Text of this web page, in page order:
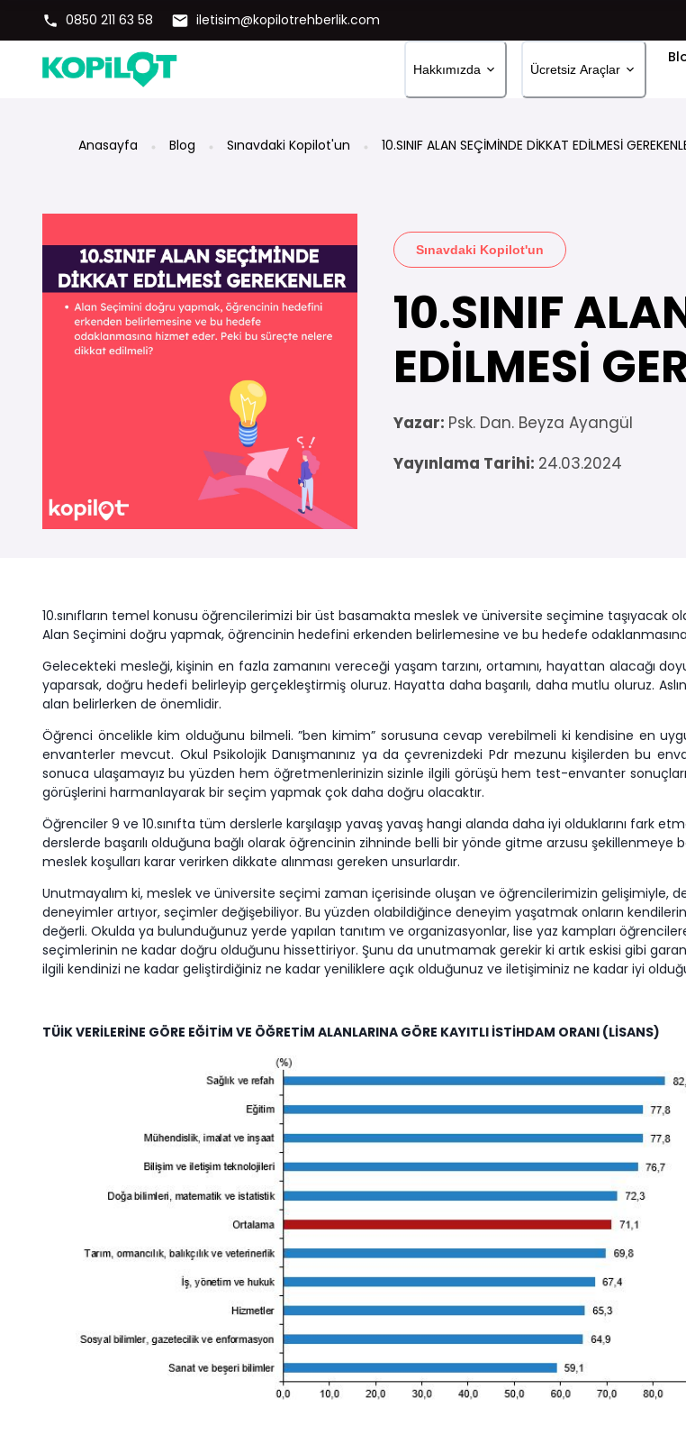
0850 211 63 58 iletisim@kopilotrehberlik.com
Hakkımızda Ücretsiz Araçlar
Anasayfa Blog Sınavdaki Kopilot'un 10.SINIF ALAN SEÇİMİNDE DİKKAT EDİLMESİ
Sınavdaki Kopilot'un
10.SINIF
EDİLMESİ
Yazar: Psk. Dan. Beyza Ayangül
Yayınlama Tarihi: 24.03.2024
10.sınıfların temel konusu öğrencilerimizi bir üst basamakta meslek ve üniversite seçimine taşıyacak
Alan Seçimini doğru yapmak, öğrencinin hedefini erkenden belirlemesine ve bu hedefe
Gelecekteki mesleği, kişinin en fazla zamanını vereceği yaşam tarzını, ortamını, hayattan alacağı
yaparsak, doğru hedefi belirleyip gerçekleştirmiş oluruz. Hayatta daha başarılı, daha mutlu oluruz.
alan belirlerken de önemlidir.
Öğrenci öncelikle kim olduğunu bilmeli. ”ben kimim” sorusuna cevap verebilmeli ki kendisine en
envanterler mevcut. Okul Psikolojik Danışmanınız ya da çevrenizdeki Pdr mezunu kişilerden bu
sonuca ulaşamayız bu yüzden hem öğretmenlerinizin sizinle ilgili görüşü hem test-envanter
görüşlerini harmanlayarak bir seçim yapmak çok daha doğru olacaktır.
Öğrenciler 9 ve 10.sınıfta tüm derslerle karşılaşıp yavaş yavaş hangi alanda daha iyi olduklarını fark
derslerde başarılı olduğuna bağlı olarak öğrencinin zihninde belli bir yönde gitme arzusu
meslek koşulları karar verirken dikkate alınması gereken unsurlardır.
Unutmayalım ki, meslek ve üniversite seçimi zaman içerisinde oluşan ve öğrencilerimizin gelişimiyle,
deneyimler artıyor, seçimler değişebiliyor. Bu yüzden olabildiğince deneyim yaşatmak onların
değerli. Okulda ya bulunduğunuz yerde yapılan tanıtım ve organizasyonlar, lise yaz kampları
seçimlerinin ne kadar doğru olduğunu hissettiriyor. Şunu da unutmamak gerekir ki artık eskisi gibi
ilgili kendinizi ne kadar geliştirdiğiniz ne kadar yeniliklere açık olduğunuz ve iletişiminiz ne kadar iyi
TÜİK VERİLERİNE GÖRE EĞİTİM VE ÖĞRETİM ALANLARINA GÖRE KAYITLI İSTİHDAM ORANI (LİSANS)